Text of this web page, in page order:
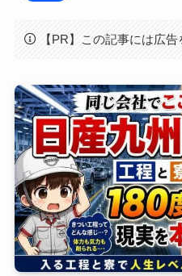
【PR】この記事には広